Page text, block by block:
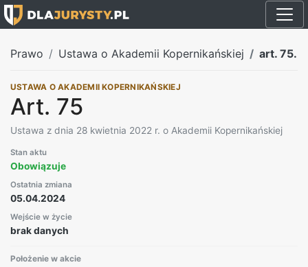
Prawo Ustawa o Akademii Kopernikańskiej art. 75.
USTAWA O AKADEMII KOPERNIKAŃSKIEJ
Art. 75
Ustawa z dnia 28 kwietnia 2022 r. o Akademii Kopernikańskiej
Stan aktu
Obowiązuje
Ostatnia zmiana
05.04.2024
Wejście w życie
brak danych
Położenie w akcie